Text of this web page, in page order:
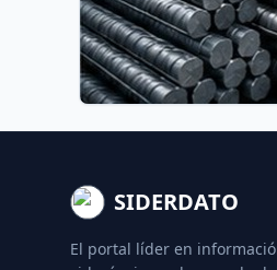
SIDERDATO
El portal líder en